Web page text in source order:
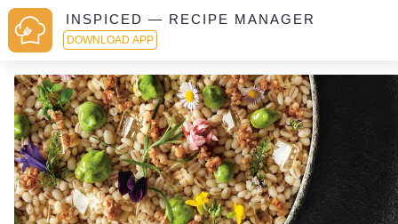
INSPICED — RECIPE MANAGER
DOWNLOAD APP